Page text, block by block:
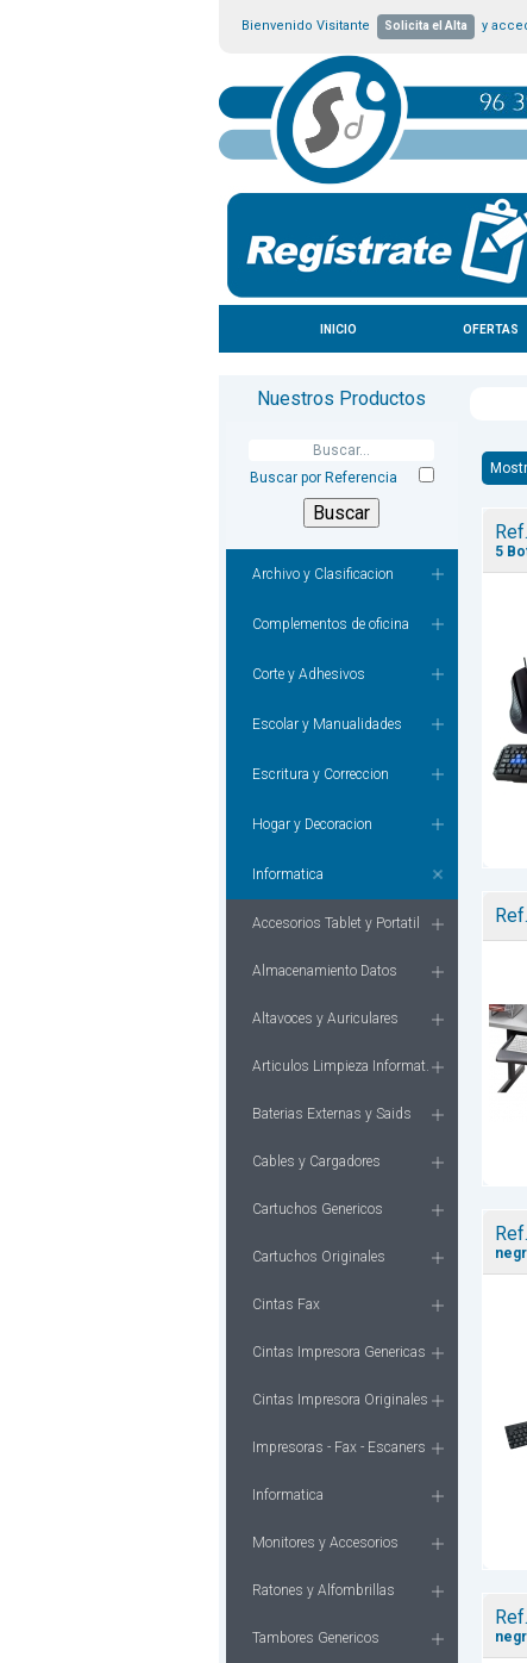
Bienvenido Visitante Solicita el Alta y
INICIO OFERTAS
Nuestros Productos
Buscar por Referencia
Archivo y Clasificacion
Complementos de oficina
Corte y Adhesivos
Escolar y Manualidades
Escritura y Correccion
Hogar y Decoracion
Informatica
Accesorios Tablet y Portatil
Almacenamiento Datos
Altavoces y Auriculares
Articulos Limpieza Informat.
Baterias Externas y Saids
Cables y Cargadores
Cartuchos Genericos
Cartuchos Originales
Cintas Fax
Cintas Impresora Genericas
Cintas Impresora Originales
Impresoras - Fax - Escaners
Informatica
Monitores y Accesorios
Ratones y Alfombrillas
Tambores Genericos
Ref.
5
Ref.
Ref.
Ref.